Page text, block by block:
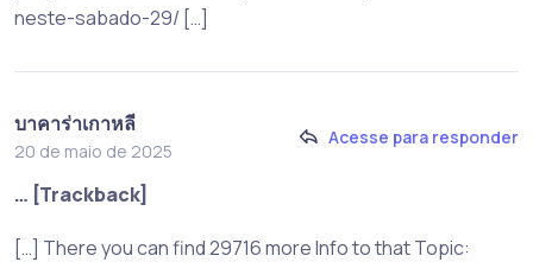
neste-sabado-29/ […]
บาคาร่าเกาหลี
20 de maio de 2025
Acesse para responder
… [Trackback]
[…] There you can find 29716 more Info to that Topic: